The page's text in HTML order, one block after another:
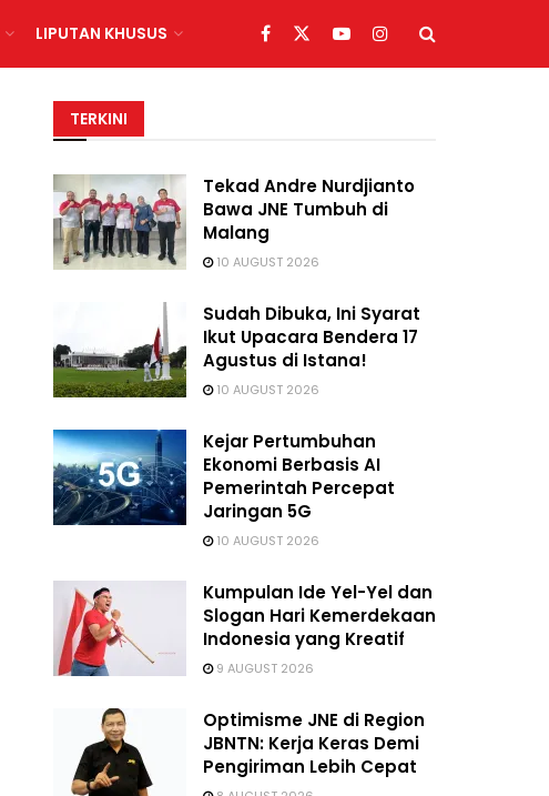
LIPUTAN KHUSUS
TERKINI
Tekad Andre Nurdjianto
Bawa JNE Tumbuh di
Malang
10 AUGUST 2026
Sudah Dibuka, Ini Syarat
Ikut Upacara Bendera 17
Agustus di Istana!
10 AUGUST 2026
Kejar Pertumbuhan
Ekonomi Berbasis AI
Pemerintah Percepat
Jaringan 5G
10 AUGUST 2026
Kumpulan Ide Yel-Yel dan
Slogan Hari Kemerdekaan
Indonesia yang Kreatif
9 AUGUST 2026
Optimisme JNE di Region
JBNTN: Kerja Keras Demi
Pengiriman Lebih Cepat